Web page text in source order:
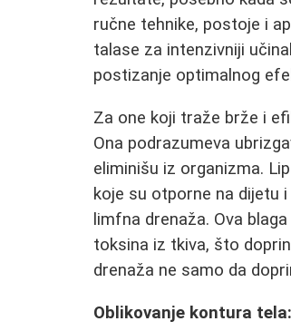
ručne tehnike, postoje i
talase za intenzivniji
postizanje optimalnog
Za one koji traže brže i
Ona podrazumeva
eliminišu iz organizma.
koje su otporne na dijetu
limfna drenaža. Ova
toksina iz tkiva, što
drenaža ne samo da
Oblikovanje kontura